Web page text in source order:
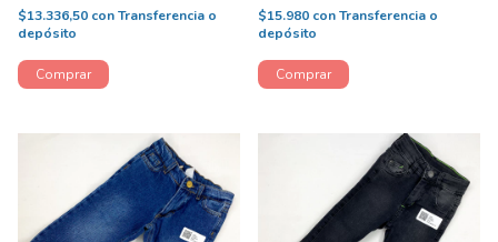
$13.336,50 conTransferencia o
depósito
$15.980 conTransferencia o
depósito